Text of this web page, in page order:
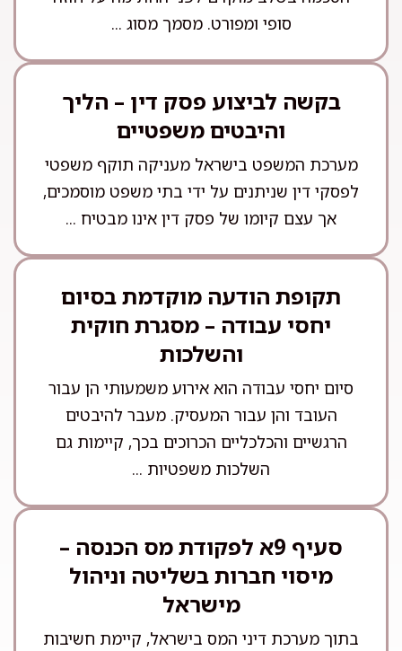
סופי ומפורט. מסמך מסוג ...
בקשה לביצוע פסק דין – הליך
והיבטים משפטיים
מערכת המשפט בישראל מעניקה תוקף משפטי
לפסקי דין שניתנים על ידי בתי משפט מוסמכים,
אך עצם קיומו של פסק דין אינו מבטיח ...
תקופת הודעה מוקדמת בסיום
יחסי עבודה – מסגרת חוקית
והשלכות
סיום יחסי עבודה הוא אירוע משמעותי הן עבור
העובד והן עבור המעסיק. מעבר להיבטים
הרגשיים והכלכליים הכרוכים בכך, קיימות גם
השלכות משפטיות ...
סעיף 9א לפקודת מס הכנסה –
מיסוי חברות בשליטה וניהול
מישראל
בתוך מערכת דיני המס בישראל, קיימת חשיבות